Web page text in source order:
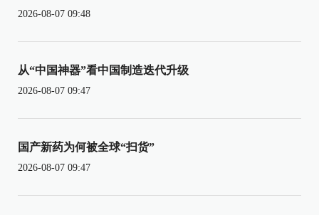
2026-08-07 09:48
从“中国神器”看中国制造迭代升级
2026-08-07 09:47
国产新药为何被全球“扫货”
2026-08-07 09:47